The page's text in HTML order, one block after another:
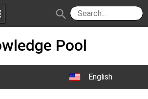
JudgeApps
Forum
Judges
IPG
JAR
search
Pool
English